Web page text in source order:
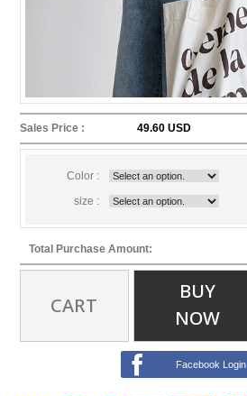
Sales Price : 49.60 USD
Color :
size :
Total Purchase Amount:
CART
BUY
NOW
Facebook Login